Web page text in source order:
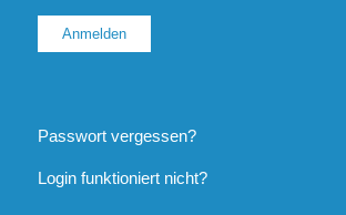
Passwort vergessen?
Login funktioniert nicht?